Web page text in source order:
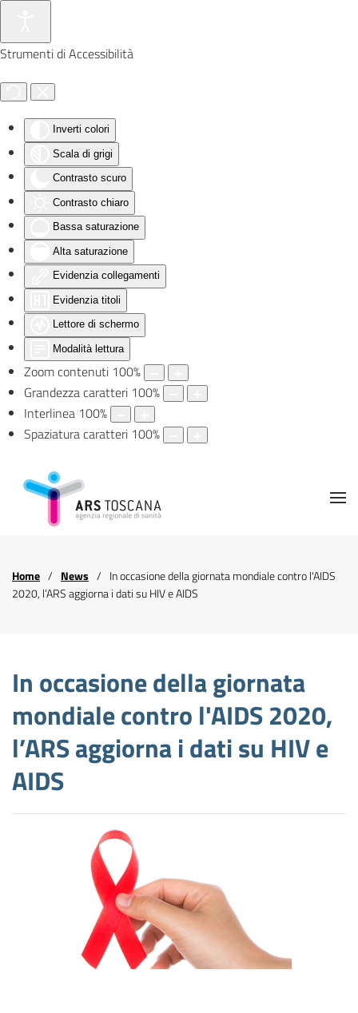
Strumenti di Accessibilità
Inverti colori
Scala di grigi
Contrasto scuro
Contrasto chiaro
Bassa saturazione
Alta saturazione
Evidenzia collegamenti
Evidenzia titoli
Lettore di schermo
Modalità lettura
Zoom contenuti 100%
Grandezza caratteri 100%
Interlinea 100%
Spaziatura caratteri 100%
Skip to main content
Home News
In occasione della giornata mondiale contro l'AIDS
2020, l’ARS aggiorna i dati su HIV e AIDS
In occasione della giornata
mondiale contro l'AIDS 2020,
l’ARS aggiorna i dati su HIV e
AIDS